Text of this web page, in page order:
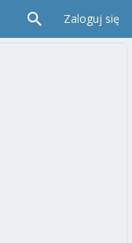
Zaloguj się